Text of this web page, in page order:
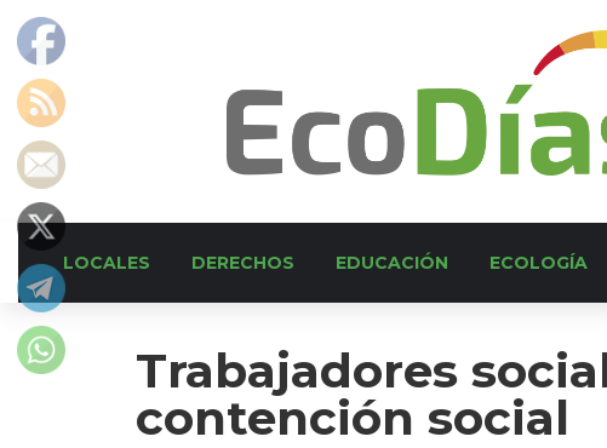
LOCALES DERECHOS EDUCACIÓN ECOLOGÍA
Trabajadores
contención social